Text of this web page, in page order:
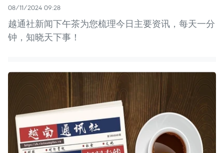
08/11/2024 09:28
越通社新闻下午茶为您梳理今日主要资讯，每天一分
钟，知晓天下事！